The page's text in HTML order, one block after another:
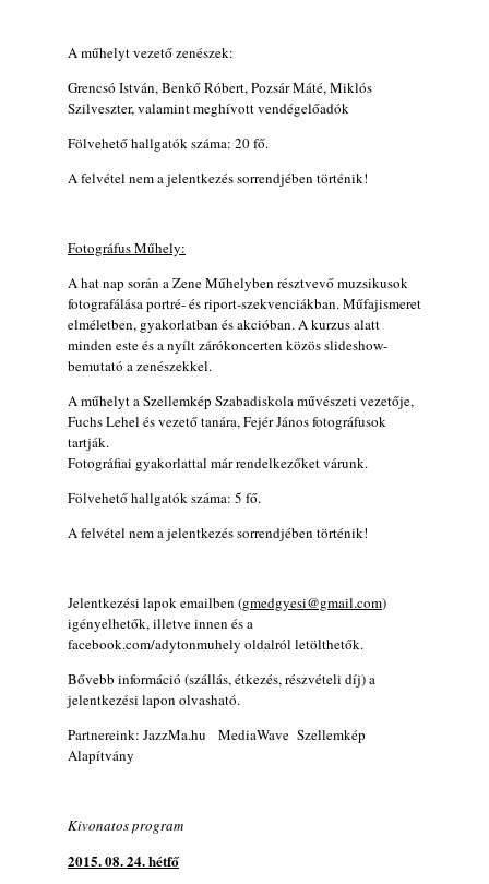
lemezének új előfutára, a Sharknado
2026. július 31.
Magyar jazzmuzsikus szülők és zenész
gyermekeik – 42. rész: Vörös László +
2026. július 30.
Szabolcs
FREE JAZZ ALBUMS 2026 - 134. rész
2026. július 16.
A free jazz kiemelkedő alakjai - 79. rész:
2026. július 13.
A műhelyt vezető zenészek:
Grencsó István, Benkő Róbert, Pozsár Máté, Miklós
Szilveszter, valamint meghívott vendégelőadók
Fölvehető hallgatók száma: 20 fő.
A felvétel nem a jelentkezés sorrendjében történik!
Fotográfus Műhely:
A hat nap során a Zene Műhelyben résztvevő muzsikusok
fotografálása portré- és riport-szekvenciákban. Műfajismeret
elméletben, gyakorlatban és akcióban. A kurzus alatt
minden este és a nyílt zárókoncerten közös slideshow-
bemutató a zenészekkel.
A műhelyt a Szellemkép Szabadiskola művészeti vezetője,
Fuchs Lehel és vezető tanára, Fejér János fotográfusok
tartják.
Fotográfiai gyakorlattal már rendelkezőket várunk.
Fölvehető hallgatók száma: 5 fő.
A felvétel nem a jelentkezés sorrendjében történik!
Jelentkezési lapok emailben (gmedgyesi@gmail.com)
igényelhetők, illetve innen és a
facebook.com/adytonmuhely oldalról letölthetők.
Bővebb információ (szállás, étkezés, részvételi díj) a
jelentkezési lapon olvasható.
Partnereink: JazzMa.hu MediaWave Szellemkép
Alapítvány
Kivonatos program
2015. 08. 24. hétfő